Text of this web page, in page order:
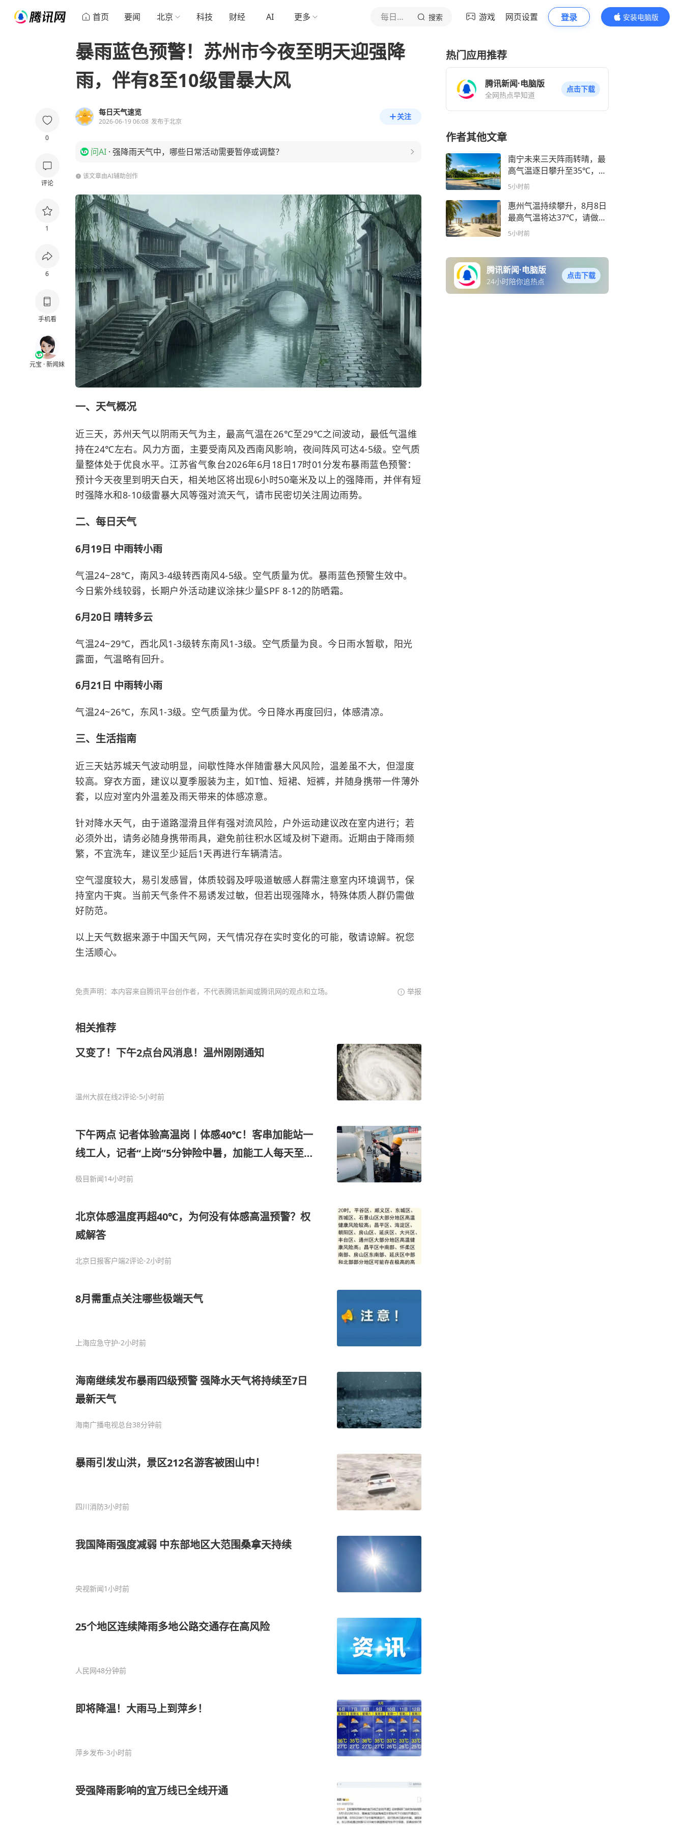
首页 要闻 北京 科技 财经 AI 更多 每日天气速览 搜索 游戏 网页设置 登录
安装电脑版
内容更精彩
0
评论
1
6
手机看
元宝 · 新闻妹
暴雨蓝色预警！苏州市今夜至明天迎强降
雨，伴有8至10级雷暴大风
每日天气速览
2026-06-19 06:08 发布于北京
关注
问AI · 强降雨天气中，哪些日常活动需要暂停或调整？
该文章由AI辅助创作
一、天气概况
近三天，苏州天气以阴雨天气为主，最高气温在26℃至29℃之间波动，最低气温维
持在24℃左右。风力方面，主要受南风及西南风影响，夜间阵风可达4-5级。空气质
量整体处于优良水平。江苏省气象台2026年6月18日17时01分发布暴雨蓝色预警：
预计今天夜里到明天白天，相关地区将出现6小时50毫米及以上的强降雨，并伴有短
时强降水和8-10级雷暴大风等强对流天气，请市民密切关注周边雨势。
二、每日天气
6月19日 中雨转小雨
气温24~28℃，南风3-4级转西南风4-5级。空气质量为优。暴雨蓝色预警生效中。
今日紫外线较弱，长期户外活动建议涂抹少量SPF 8-12的防晒霜。
6月20日 晴转多云
气温24~29℃，西北风1-3级转东南风1-3级。空气质量为良。今日雨水暂歇，阳光
露面，气温略有回升。
6月21日 中雨转小雨
气温24~26℃，东风1-3级。空气质量为优。今日降水再度回归，体感清凉。
三、生活指南
近三天姑苏城天气波动明显，间歇性降水伴随雷暴大风风险，温差虽不大，但湿度
较高。穿衣方面，建议以夏季服装为主，如T恤、短裙、短裤，并随身携带一件薄外
套，以应对室内外温差及雨天带来的体感凉意。
针对降水天气，由于道路湿滑且伴有强对流风险，户外运动建议改在室内进行；若
必须外出，请务必随身携带雨具，避免前往积水区域及树下避雨。近期由于降雨频
繁，不宜洗车，建议至少延后1天再进行车辆清洁。
空气湿度较大，易引发感冒，体质较弱及呼吸道敏感人群需注意室内环境调节，保
持室内干爽。当前天气条件不易诱发过敏，但若出现强降水，特殊体质人群仍需做
好防范。
以上天气数据来源于中国天气网，天气情况存在实时变化的可能，敬请谅解。祝您
生活顺心。
免责声明：本内容来自腾讯平台创作者，不代表腾讯新闻或腾讯网的观点和立场。 举报
相关推荐
又变了！下午2点台风消息！温州刚刚通知
温州大叔在线2评论-5小时前
下午两点 记者体验高温岗丨体感40℃！客串加能站一
线工人，记者“上岗”5分钟险中暑，加能工人每天至少
硬扛8小时
极目新闻14小时前
北京体感温度再超40℃，为何没有体感高温预警？权
威解答
北京日报客户端2评论-2小时前
8月需重点关注哪些极端天气
上海应急守护-2小时前
海南继续发布暴雨四级预警 强降水天气将持续至7日
最新天气
海南广播电视总台38分钟前
暴雨引发山洪，景区212名游客被困山中！
四川消防3小时前
我国降雨强度减弱 中东部地区大范围桑拿天持续
央视新闻1小时前
25个地区连续降雨多地公路交通存在高风险
人民网48分钟前
即将降温！大雨马上到萍乡！
萍乡发布-3小时前
受强降雨影响的宜万线已全线开通
热门应用推荐
腾讯新闻·电脑版
全网热点早知道
点击下载
作者其他文章
南宁未来三天阵雨转晴，最
高气温逐日攀升至35℃，请
做好防暑降温准备！
5小时前
惠州气温持续攀升，8月8日
最高气温将达37℃，请做好
防暑降温工作！
5小时前
腾讯新闻·电脑版
24小时陪你追热点
点击下载